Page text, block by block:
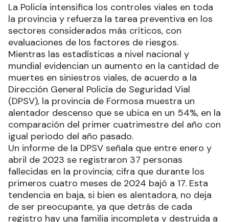
La Policía intensifica los controles viales en toda
la provincia y refuerza la tarea preventiva en los
sectores considerados más críticos, con
evaluaciones de los factores de riesgos.
Mientras las estadísticas a nivel nacional y
mundial evidencian un aumento en la cantidad de
muertes en siniestros viales, de acuerdo a la
Dirección General Policía de Seguridad Vial
(DPSV), la provincia de Formosa muestra un
alentador descenso que se ubica en un 54%, en la
comparación del primer cuatrimestre del año con
igual periodo del año pasado.
Un informe de la DPSV señala que entre enero y
abril de 2023 se registraron 37 personas
fallecidas en la provincia; cifra que durante los
primeros cuatro meses de 2024 bajó a 17. Esta
tendencia en baja, si bien es alentadora, no deja
de ser preocupante, ya que detrás de cada
registro hay una familia incompleta y destruida a